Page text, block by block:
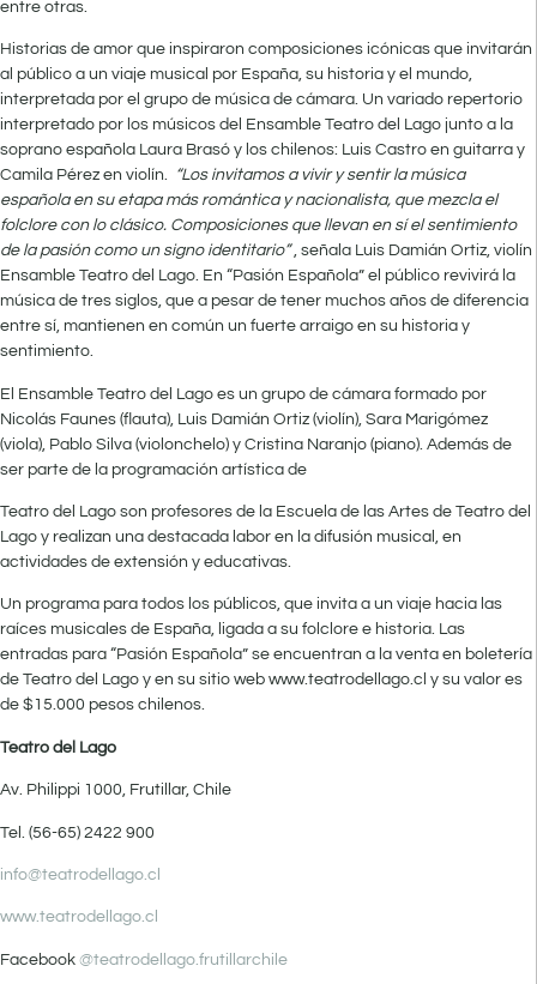
entre otras.
Historias de amor que inspiraron composiciones icónicas que invitarán
al público a un viaje musical por España, su historia y el mundo,
interpretada por el grupo de música de cámara. Un variado repertorio
interpretado por los músicos del Ensamble Teatro del Lago junto a la
soprano española Laura Brasó y los chilenos: Luis Castro en guitarra y
Camila Pérez en violín.
“Los invitamos a vivir y sentir la música
española en su etapa más romántica y nacionalista, que mezcla el
folclore con lo clásico. Composiciones que llevan en sí el sentimiento
de la pasión como un signo identitario”, señala Luis Damián Ortiz, violín
Ensamble Teatro del Lago. En “Pasión Española” el público revivirá la
música de tres siglos, que a pesar de tener muchos años de diferencia
entre sí, mantienen en común un fuerte arraigo en su historia y
sentimiento.
El Ensamble Teatro del Lago es un grupo de cámara formado por
Nicolás Faunes (flauta), Luis Damián Ortiz (violín), Sara Marigómez
(viola), Pablo Silva (violonchelo) y Cristina Naranjo (piano). Además de
ser parte de la programación artística de
Teatro del Lago son profesores de la Escuela de las Artes de Teatro del
Lago y realizan una destacada labor en la difusión musical, en
actividades de extensión y educativas.
Un programa para todos los públicos, que invita a un viaje hacia las
raíces musicales de España, ligada a su folclore e historia. Las
entradas para “Pasión Española” se encuentran a la venta en boletería
de Teatro del Lago y en su sitio web www.teatrodellago.cl y su valor es
de $15.000 pesos chilenos.
Teatro del Lago
Av. Philippi 1000, Frutillar, Chile
Tel. (56-65) 2422 900
info@teatrodellago.cl
www.teatrodellago.cl
Facebook @teatrodellago.frutillarchile